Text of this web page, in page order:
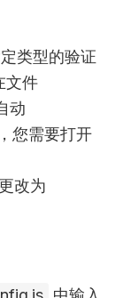
类型的验证
文件
动
您需要打开
改为